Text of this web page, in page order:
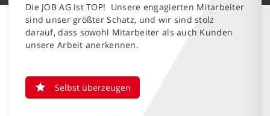
Die JOB AG ist TOP! Unsere engagierten Mitarbeiter
sind unser größter Schatz, und wir sind stolz
darauf, dass sowohl Mitarbeiter als auch Kunden
unsere Arbeit anerkennen.
Selbst überzeugen